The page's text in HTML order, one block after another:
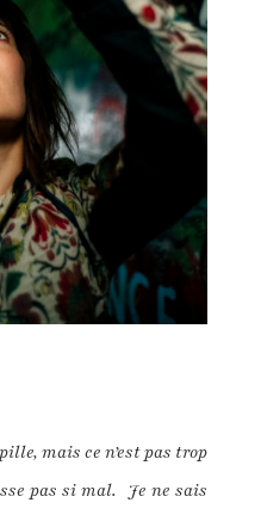
mais ce n’est pas trop
pas si mal.
Je ne sais